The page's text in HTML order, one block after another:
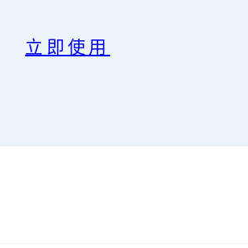
立即使用